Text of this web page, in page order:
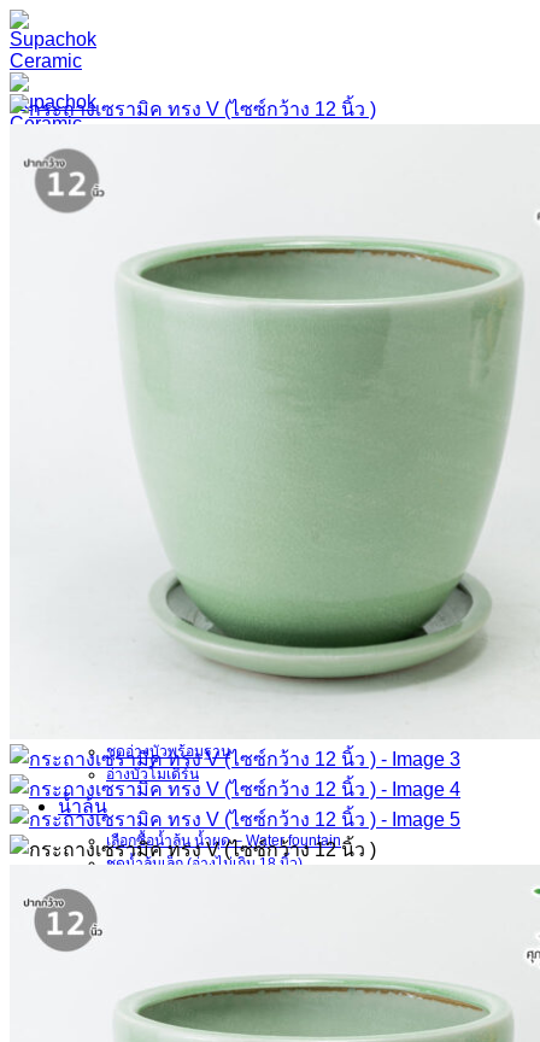
ข้าม
ไป
ยัง
เนื้อหา
เลือกซื้อกระถางต้นไม้เซรามิค – Ceramic Plant Pot
กระถาง 4 นิ้ว
กระถางต้นไม้ทรงสูง
กระถางบอนไซ ทรงเตี้ย
เลือกซื้ออ่างบัว-อ่างเลี้ยงปลาเซรามิค – Lotus Basin
อ่างบัวขนาดเล็ก (ไม่เกิน 16 นิ้ว)
ชุดอ่างบัวพร้อมฐาน
อ่างบัวโมเดิร์น
น้ำล้น
เลือกซื้อน้ำล้น น้ำผุด – Water fountain
ชุดน้ำล้นเล็ก (อ่างไม่เกิน 18 นิ้ว)
โอ่งใส่น้ำ
ชุดโอ่งใส่น้ำ พร้อมฝาปิด
โอ่งเซรามิค
แจกันและโถมีฝา